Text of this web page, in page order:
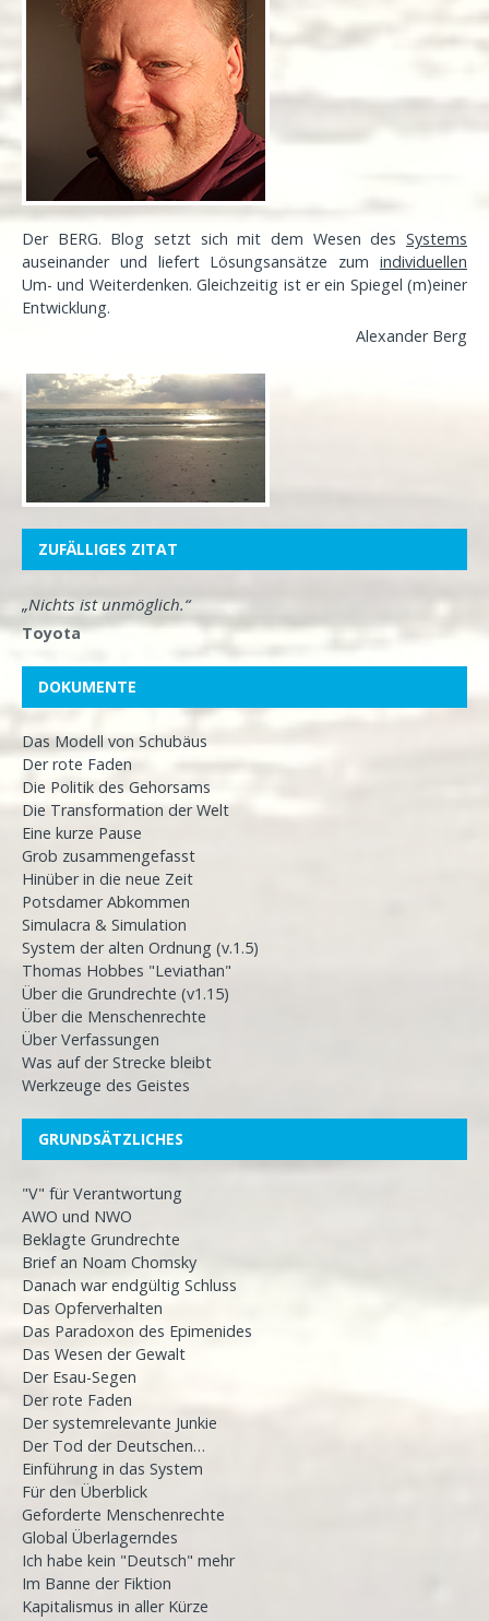
Der BERG. Blog setzt sich mit dem Wesen des Systems
auseinander und liefert Lösungsansätze zum individuellen
Um- und Weiterdenken. Gleichzeitig ist er ein Spiegel (m)einer
Entwicklung.
Alexander Berg
ZUFÄLLIGES ZITAT
„Nichts ist unmöglich.“
Toyota
DOKUMENTE
Das Modell von Schubäus
Der rote Faden
Die Politik des Gehorsams
Die Transformation der Welt
Eine kurze Pause
Grob zusammengefasst
Hinüber in die neue Zeit
Potsdamer Abkommen
Simulacra & Simulation
System der alten Ordnung (v.1.5)
Thomas Hobbes "Leviathan"
Über die Grundrechte (v1.15)
Über die Menschenrechte
Über Verfassungen
Was auf der Strecke bleibt
Werkzeuge des Geistes
GRUNDSÄTZLICHES
"V" für Verantwortung
AWO und NWO
Beklagte Grundrechte
Brief an Noam Chomsky
Danach war endgültig Schluss
Das Opferverhalten
Das Paradoxon des Epimenides
Das Wesen der Gewalt
Der Esau-Segen
Der rote Faden
Der systemrelevante Junkie
Der Tod der Deutschen…
Einführung in das System
Für den Überblick
Geforderte Menschenrechte
Global Überlagerndes
Ich habe kein "Deutsch" mehr
Im Banne der Fiktion
Kapitalismus in aller Kürze